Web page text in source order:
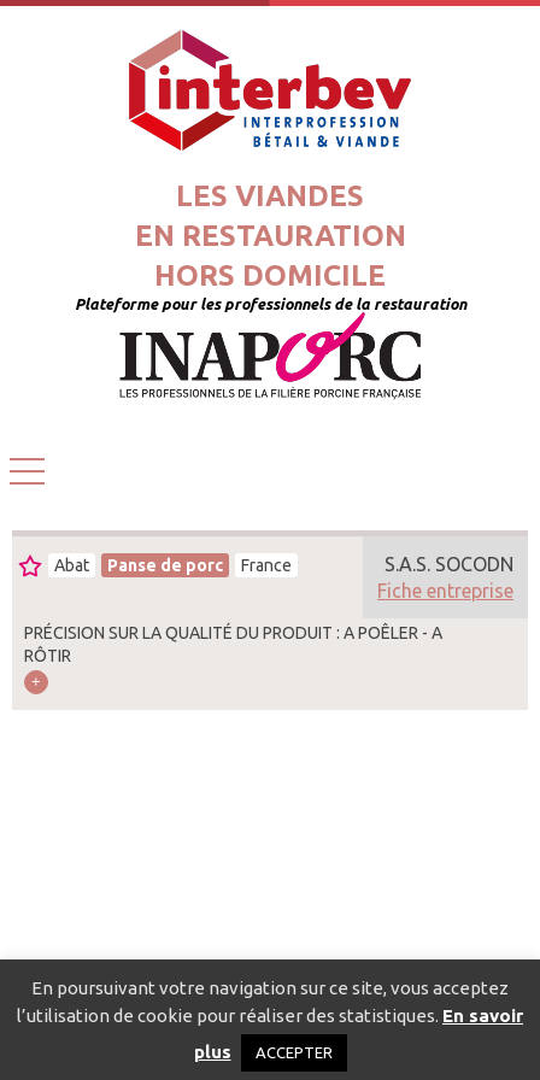
LES VIANDES
EN RESTAURATION
HORS DOMICILE
Plateforme pour les professionnels de la restauration
Abat Panse de porc France
PRÉCISION SUR LA QUALITÉ DU PRODUIT : A POÊLER - A
RÔTIR
S.A.S. SOCODN
Fiche entreprise
Catalogue pour localiser les fournisseurs
Politique de confidentialité
En poursuivant votre navigation sur ce site, vous acceptez
l’utilisation de cookie pour réaliser des statistiques. En savoir
plus
ACCEPTER